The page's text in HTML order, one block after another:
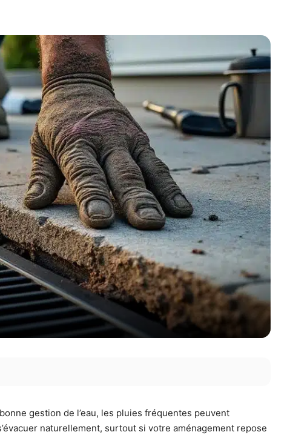
gestion de l’eau, les pluies fréquentes peuvent
naturellement, surtout si votre aménagement repose